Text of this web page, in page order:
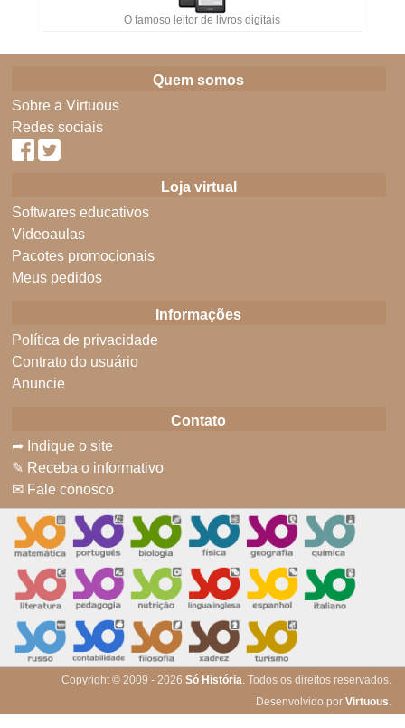
O famoso leitor de livros digitais
Quem somos
Sobre a Virtuous
Redes sociais
Loja virtual
Softwares educativos
Videoaulas
Pacotes promocionais
Meus pedidos
Informações
Política de privacidade
Contrato do usuário
Anuncie
Contato
➦ Indique o site
✎ Receba o informativo
✉ Fale conosco
Copyright © 2009 - 2026 Só História. Todos os direitos reservados.
Desenvolvido por Virtuous.